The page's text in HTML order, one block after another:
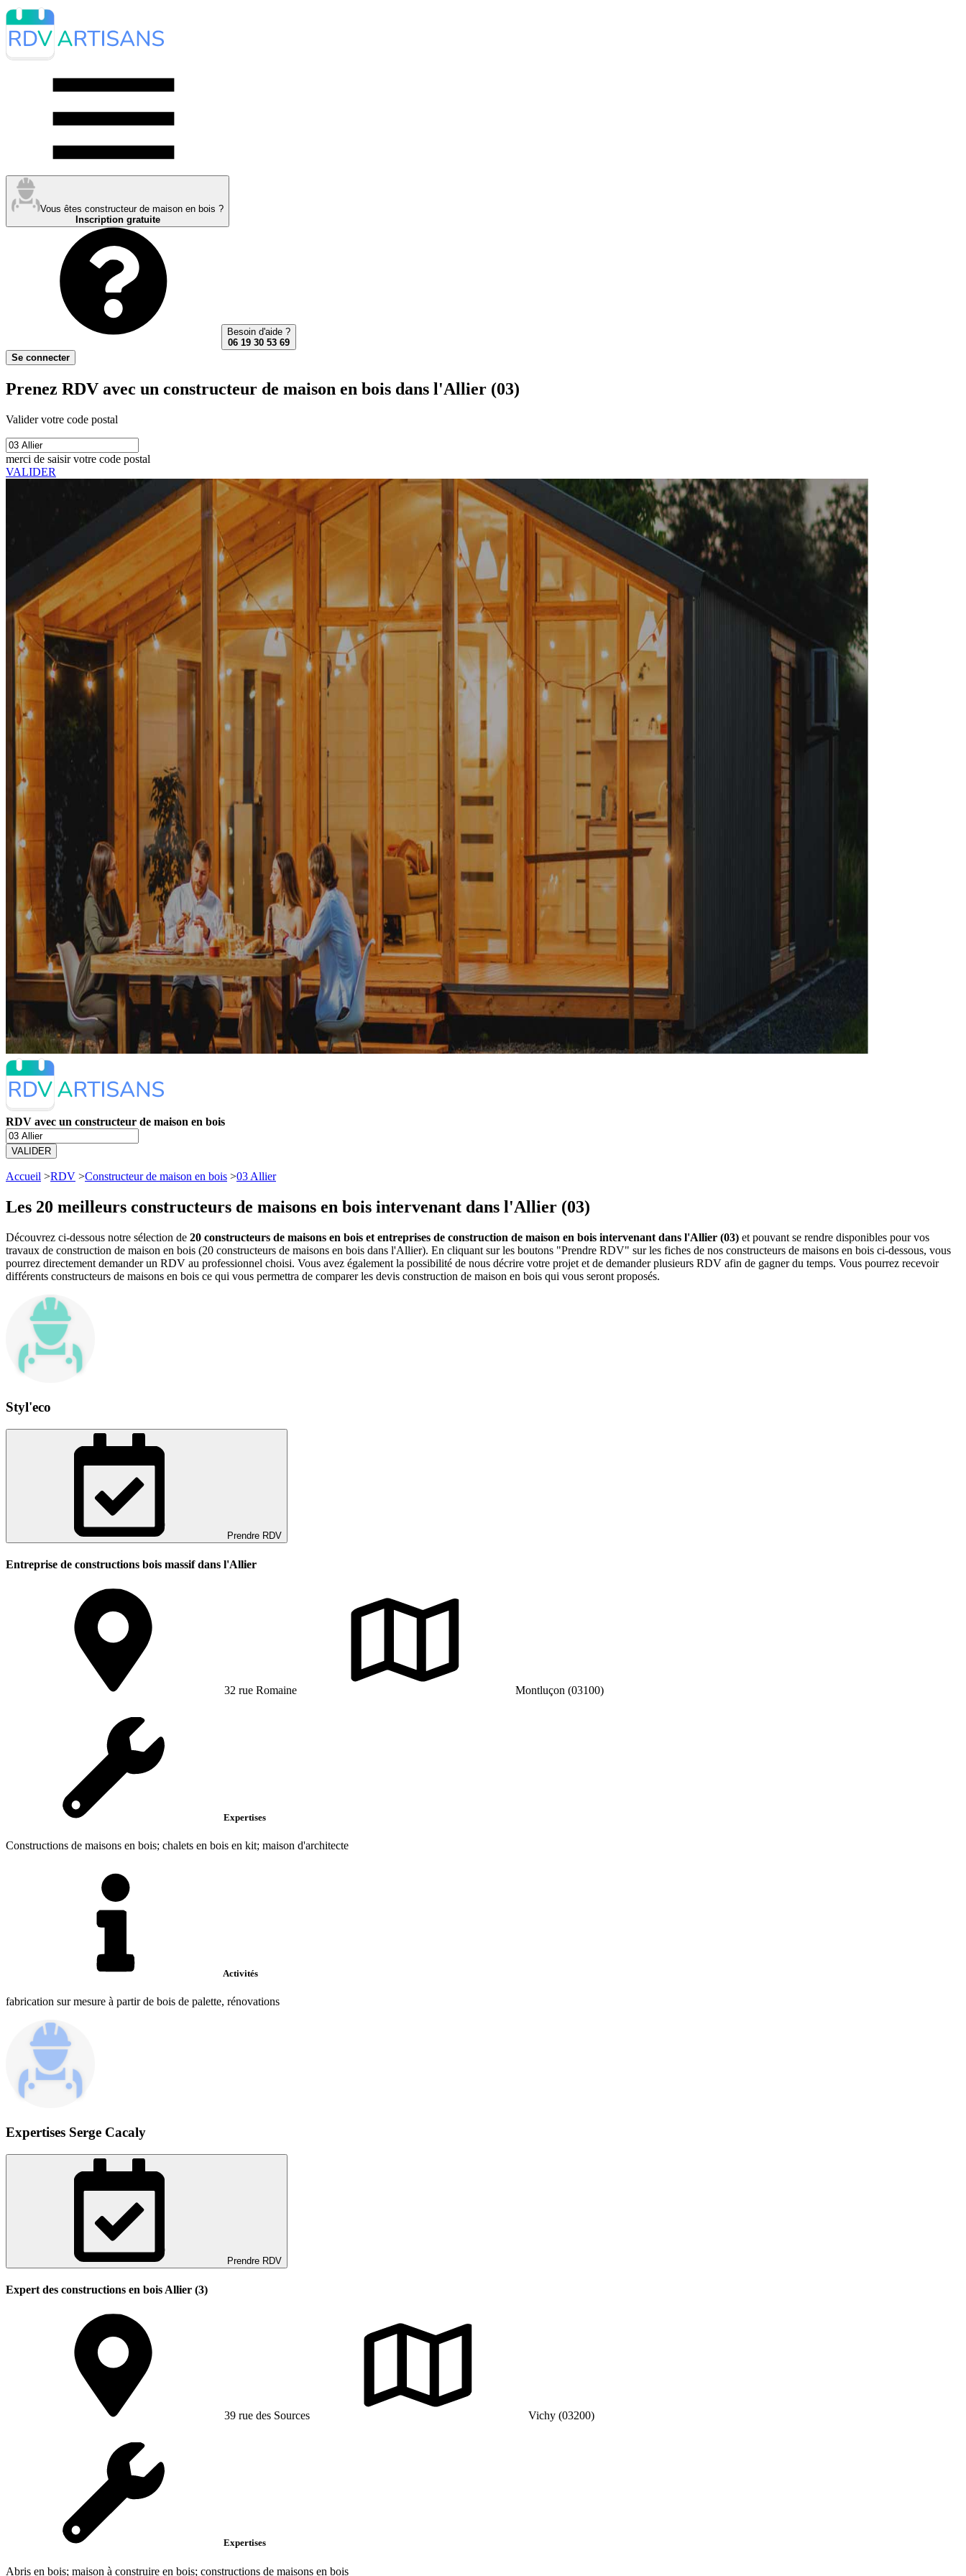
Vous êtes constructeur de maison en bois ?
Inscription gratuite
Besoin d'aide ?
06 19 30 53 69
Se connecter
Prenez RDV avec un constructeur de maison en bois dans l'Allier (03)
Valider votre code postal
merci de saisir votre code postal
VALIDER
RDV avec un constructeur de maison en bois
VALIDER
Accueil >RDV >Constructeur de maison en bois >03 Allier
Les 20 meilleurs constructeurs de maisons en bois intervenant dans l'Allier (03)
Découvrez ci-dessous notre sélection de 20 constructeurs de maisons en bois et entreprises de construction de maison en bois intervenant dans l'Allier (03) et pouvant se rendre disponibles pour vos
travaux de construction de maison en bois (20 constructeurs de maisons en bois dans l'Allier). En cliquant sur les boutons "Prendre RDV" sur les fiches de nos constructeurs de maisons en bois ci-dessous, vous
pourrez directement demander un RDV au professionnel choisi. Vous avez également la possibilité de nous décrire votre projet et de demander plusieurs RDV afin de gagner du temps. Vous pourrez recevoir
différents constructeurs de maisons en bois ce qui vous permettra de comparer les devis construction de maison en bois qui vous seront proposés.
Styl'eco
Prendre RDV
Entreprise de constructions bois massif dans l'Allier
32 rue Romaine Montluçon (03100)
Expertises
Constructions de maisons en bois; chalets en bois en kit; maison d'architecte
Activités
fabrication sur mesure à partir de bois de palette, rénovations
Expertises Serge Cacaly
Prendre RDV
Expert des constructions en bois Allier (3)
39 rue des Sources Vichy (03200)
Expertises
Abris en bois; maison à construire en bois; constructions de maisons en bois